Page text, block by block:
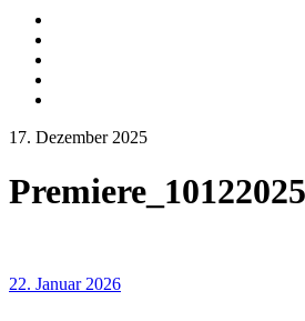
17. Dezember 2025
22. Januar 2026